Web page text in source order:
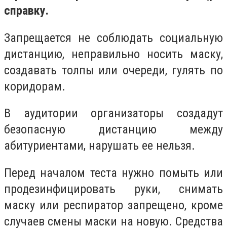
справку.
Запрещается не соблюдать социальную
дистанцию, неправильно носить маску,
создавать толпы или очереди, гулять по
коридорам.
В аудитории организаторы создадут
безопасную дистанцию между
абитуриентами, нарушать ее нельзя.
Перед началом теста нужно помыть или
продезинфицировать руки, снимать
маску или респиратор запрещено, кроме
случаев смены маски на новую. Средства